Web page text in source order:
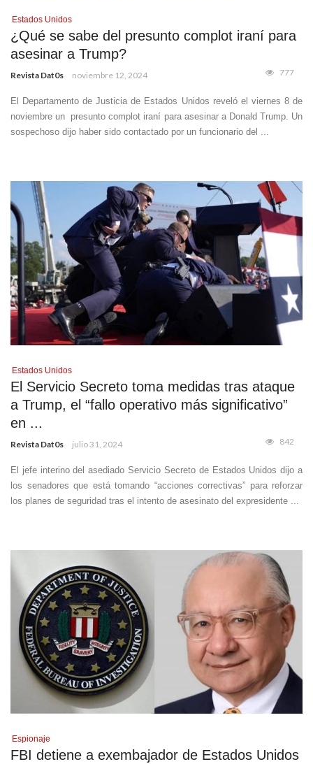
Estados Unidos
¿Qué se sabe del presunto complot iraní para
asesinar a Trump?
Revista Dat0s noviembre 12, 2024 777
El Departamento de Justicia de Estados Unidos reveló el viernes 8 de
noviembre un presunto complot iraní para asesinar a Donald Trump. Un
sospechoso dijo haber sido contactado por un funcionario del ...
Estados Unidos
El Servicio Secreto toma medidas tras ataque
a Trump, el “fallo operativo más significativo”
en ...
Revista Dat0s julio 31, 2024 842
El jefe interino del asediado Servicio Secreto de Estados Unidos dijo a
los senadores que está tomando “acciones correctivas” para reforzar
los planes de seguridad tras el intento de asesinato del expresidente ...
Espionaje
FBI detiene a exembajador de Estados Unidos